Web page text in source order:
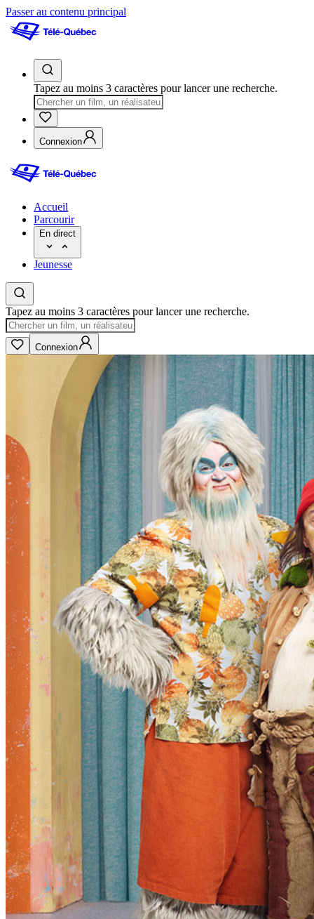
Passer au contenu principal
Tapez au moins 3 caractères pour lancer une recherche.
Connexion
Accueil
Parcourir
En direct
Jeunesse
Tapez au moins 3 caractères pour lancer une recherche.
Connexion